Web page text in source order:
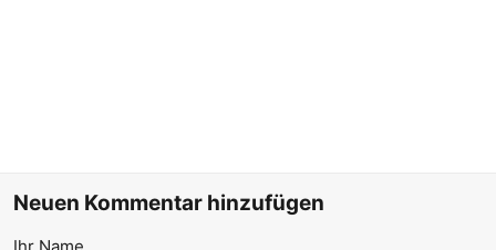
Neuen Kommentar hinzufügen